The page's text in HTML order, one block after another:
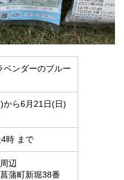
ベンダーのブルー
から6月21日(日)
時 まで
辺
蒲町新堀38番